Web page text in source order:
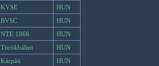
KVSE
HUN
BVSC
HUN
NTE 1866
HUN
Törökbálint
HUN
Kárpáti
HUN